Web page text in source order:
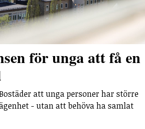
för unga att få en
att unga personer har större
- utan att behöva ha samlat